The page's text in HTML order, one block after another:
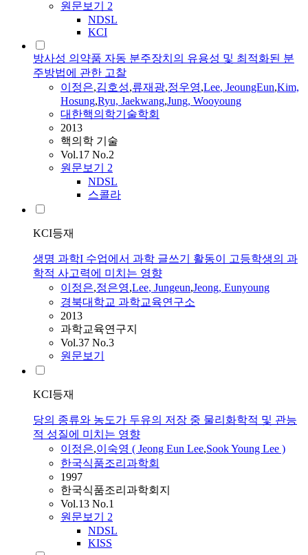
원문보기 2
NDSL
KCI
방사성 의약품 자동 분주장치의 유용성 및 최적화된 분
주방법에 관한 고찰
이정은,김호성,류재광,정우영,Lee, JeoungEun,Kim,
Hosung,Ryu, Jaekwang,Jung, Wooyoung
대한핵의학기술학회
2013
핵의학 기술
Vol.17 No.2
원문보기 2
NDSL
스콜라
KCI등재
생명 과학I 수업에서 과학 글쓰기 활동이 고등학생의 과
학적 사고력에 미치는 영향
이정은,정은영,Lee, Jungeun,Jeong, Eunyoung
경북대학교 과학교육연구소
2013
과학교육연구지
Vol.37 No.3
원문보기
KCI등재
당의 종류와 농도가 두유의 저장 중 물리화학적 및 관능
적 성질에 미치는 영향
이정은,이숙영 ( Jeong Eun Lee,Sook Young Lee )
한국식품조리과학회
1997
한국식품조리과학회지
Vol.13 No.1
원문보기 2
NDSL
KISS